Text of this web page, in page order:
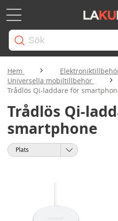
Hem
Universella mobiltillbehör
Trådlös Qi-laddare för
Trådlös Qi-
smartphone
Sortera